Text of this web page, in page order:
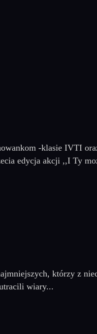
-klasie IVTI
edycja akcji ,,I Ty
którzy z
wiary...